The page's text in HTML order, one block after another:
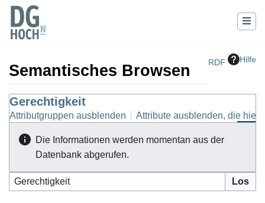
RDF Hilfe
Semantisches Browsen
Wechseln zu:Navigation
Gerechtigkeit
Attributgruppen ausblenden Attribute ausblenden, die
Die Informationen werden momentan aus der
Datenbank abgerufen.